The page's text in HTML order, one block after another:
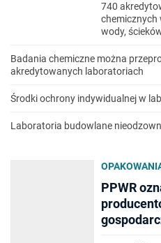
740
chemicznych
wody,
Badania chemiczne można
akredytowanych laboratoriach
Środki ochrony indywidualnej w
Laboratoria budowlane
PPWR